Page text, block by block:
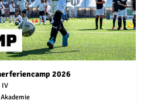
2026
IV